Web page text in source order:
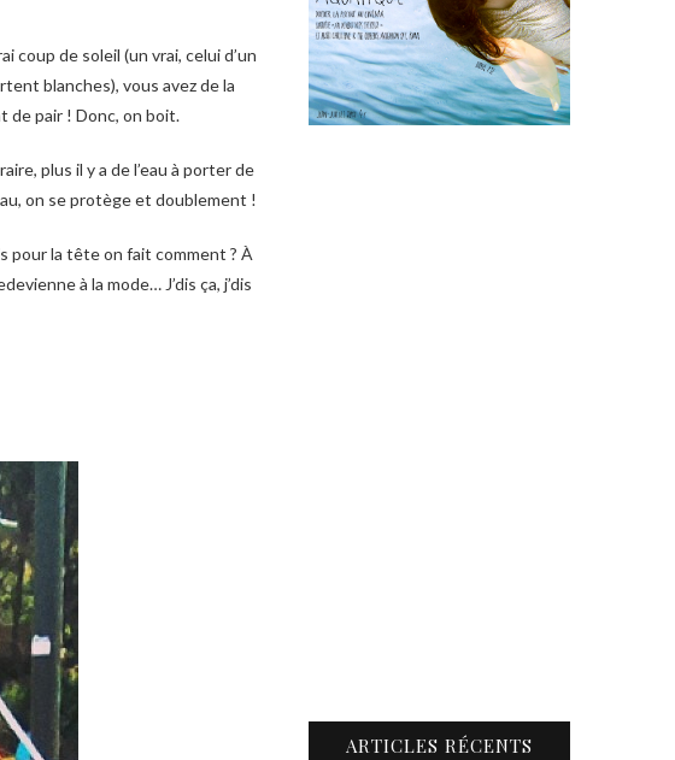
coup de soleil (un vrai, celui d’un
blanches), vous avez de la
de pair ! Donc, on boit.
plus il y a de l’eau à porter de
on se protège et doublement !
pour la tête on fait comment ? À
à la mode… J’dis ça, j’dis
ARTICLES RÉCENTS